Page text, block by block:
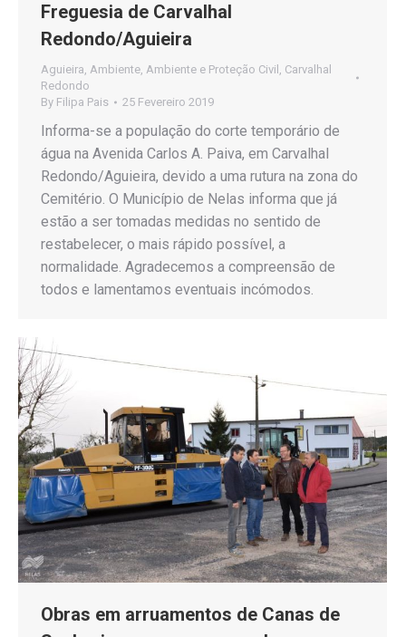
Freguesia de Carvalhal
Redondo/Aguieira
Aguieira, Ambiente, Ambiente e Proteção Civil , Carvalhal
Redondo
By Filipa Pais 25 Fevereiro 2019
Informa-se a população do corte temporário de
água na Avenida Carlos A. Paiva, em Carvalhal
Redondo/Aguieira, devido a uma rutura na zona do
Cemitério. O Município de Nelas informa que já
estão a ser tomadas medidas no sentido de
restabelecer, o mais rápido possível, a
normalidade. Agradecemos a compreensão de
todos e lamentamos eventuais incómodos.
Obras em arruamentos de Canas de